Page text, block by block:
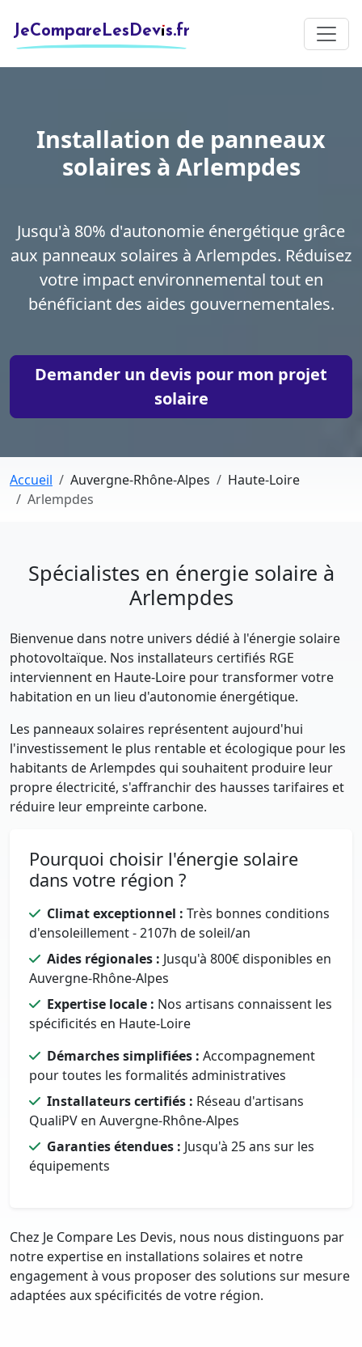
JeCompareLesDevis.fr
Installation de panneaux
solaires à Arlempdes
Jusqu'à 80% d'autonomie énergétique grâce
aux panneaux solaires à Arlempdes. Réduisez
votre impact environnemental tout en
bénéficiant des aides gouvernementales.
Demander un devis pour mon projet
solaire
Accueil Auvergne-Rhône-Alpes
Haute-Loire
Arlempdes
Spécialistes en énergie solaire à
Arlempdes
Bienvenue dans notre univers dédié à l'énergie solaire
photovoltaïque. Nos installateurs certifiés RGE
interviennent en Haute-Loire pour transformer votre
habitation en un lieu d'autonomie énergétique.
Les panneaux solaires représentent aujourd'hui
l'investissement le plus rentable et écologique pour les
habitants de Arlempdes qui souhaitent produire leur
propre électricité, s'affranchir des hausses tarifaires et
réduire leur empreinte carbone.
Pourquoi choisir l'énergie solaire
dans votre région ?
Climat exceptionnel : Très bonnes conditions
d'ensoleillement - 2107h de soleil/an
Aides régionales : Jusqu'à 800€ disponibles en
Auvergne-Rhône-Alpes
Expertise locale : Nos artisans connaissent les
spécificités en Haute-Loire
Démarches simplifiées : Accompagnement
pour toutes les formalités administratives
Installateurs certifiés : Réseau d'artisans
QualiPV en Auvergne-Rhône-Alpes
Garanties étendues : Jusqu'à 25 ans sur les
équipements
Chez Je Compare Les Devis, nous nous distinguons par
notre expertise en installations solaires et notre
engagement à vous proposer des solutions sur mesure
adaptées aux spécificités de votre région.